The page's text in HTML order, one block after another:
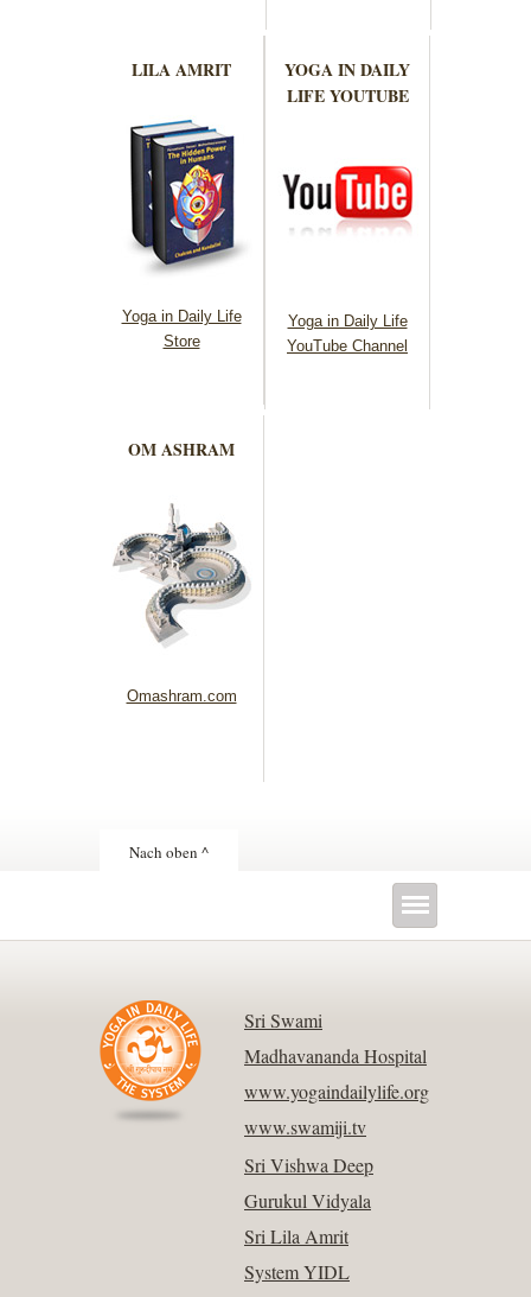
LILA AMRIT
Yoga in Daily Life
Store
YOGA IN DAILY
LIFE YOUTUBE
Yoga in Daily Life
YouTube Channel
OM ASHRAM
Omashram.com
Nach oben ^
Sri Swami
Madhavananda Hospital
www.yogaindailylife.org
www.swamiji.tv
Sri Vishwa Deep
Gurukul Vidyala
Sri Lila Amrit
System YIDL